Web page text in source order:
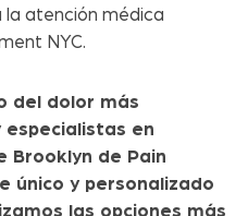
la atención médica
NYC.
del dolor más
especialistas en
de Pain
único y personalizado
las opciones más